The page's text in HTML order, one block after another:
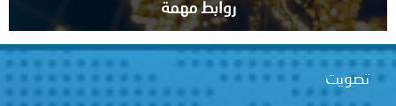
روابط مهمة
تصويت